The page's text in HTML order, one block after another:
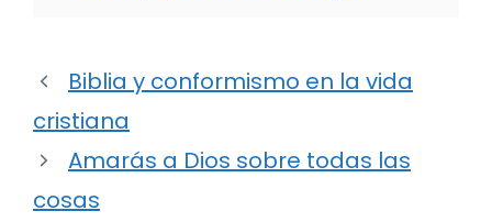
Biblia y conformismo en la vida
cristiana
Amarás a Dios sobre todas las
cosas